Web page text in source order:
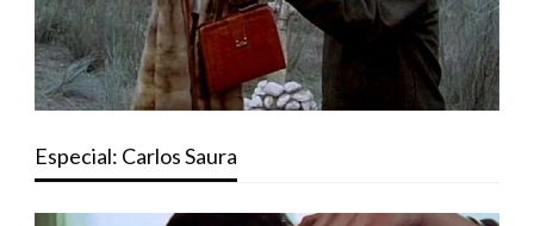
Especial: Carlos Saura